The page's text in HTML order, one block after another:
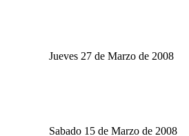
Jueves 27 de Marzo de 2008
Sabado 15 de Marzo de 2008